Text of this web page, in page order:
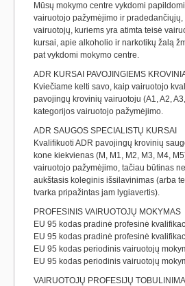
Mūsų mokymo centre vykdomi
vairuotojo pažymėjimo ir
vairuotojų, kuriems yra atimta teisė
kursai, apie alkoholio ir narkotikų žalą
pat vykdomi mokymo centre.
ADR KURSAI PAVOJINGIEMS
Kviečiame kelti savo, kaip vairuotojo
pavojingų krovinių vairuotoju (A1, A2,
kategorijos vairuotojo pažymėjimo.
ADR SAUGOS SPECIALISTŲ KURSAI
Kvalifikuoti ADR pavojingų krovinių
kone kiekvienas (M, M1, M2, M3, M4,
vairuotojo pažymėjimo, tačiau būtinas
aukštasis koleginis išsilavinimas (arba
tvarka pripažintas jam lygiavertis).
PROFESINIS VAIRUOTOJŲ MOKYMAS
EU 95 kodas pradinė profesinė
EU 95 kodas pradinė profesinė
EU 95 kodas periodinis vairuotojų
EU 95 kodas periodinis vairuotojų
VAIRUOTOJŲ PROFESIJŲ